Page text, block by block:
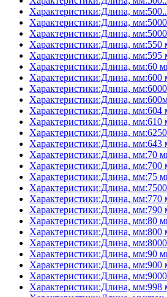
Характеристики:Длина,
Характеристики:Длина,
Характеристики:Длина,
Характеристики:Длина, мм:550
Характеристики:Длина, мм:595
Характеристики:Длина, мм:60
Характеристики:Длина, мм:600
Характеристики:Длина,
Характеристики:Длина,
Характеристики:Длина, мм:604
Характеристики:Длина, мм:610
Характеристики:Длина,
Характеристики:Длина, мм:643
Характеристики:Длина, мм:70
Характеристики:Длина, мм:700
Характеристики:Длина, мм:75
Характеристики:Длина,
Характеристики:Длина, мм:770
Характеристики:Длина, мм:790
Характеристики:Длина, мм:80
Характеристики:Длина, мм:800
Характеристики:Длина,
Характеристики:Длина, мм:90
Характеристики:Длина, мм:900
Характеристики:Длина,
Характеристики:Длина, мм:998